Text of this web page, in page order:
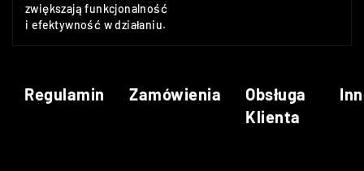
zwiększają funkcjonalność
i efektywność w działaniu.
Regulamin Zamówienia
Obsługa
Klienta